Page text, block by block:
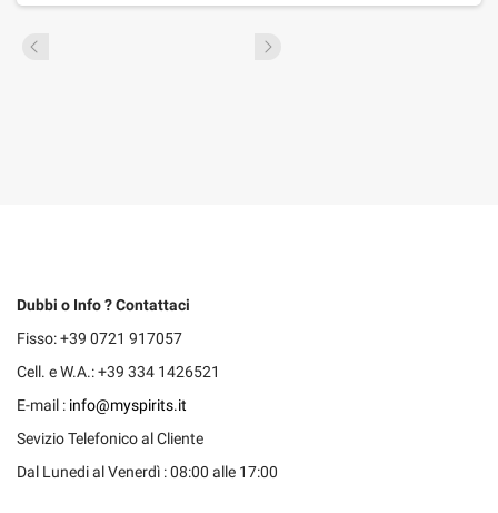
Dubbi o Info ? Contattaci
Fisso: +39 0721 917057
Cell. e W.A.: +39 334 1426521
E-mail : info@myspirits.it
Sevizio Telefonico al Cliente
Dal Lunedi al Venerdì : 08:00 alle 17:00